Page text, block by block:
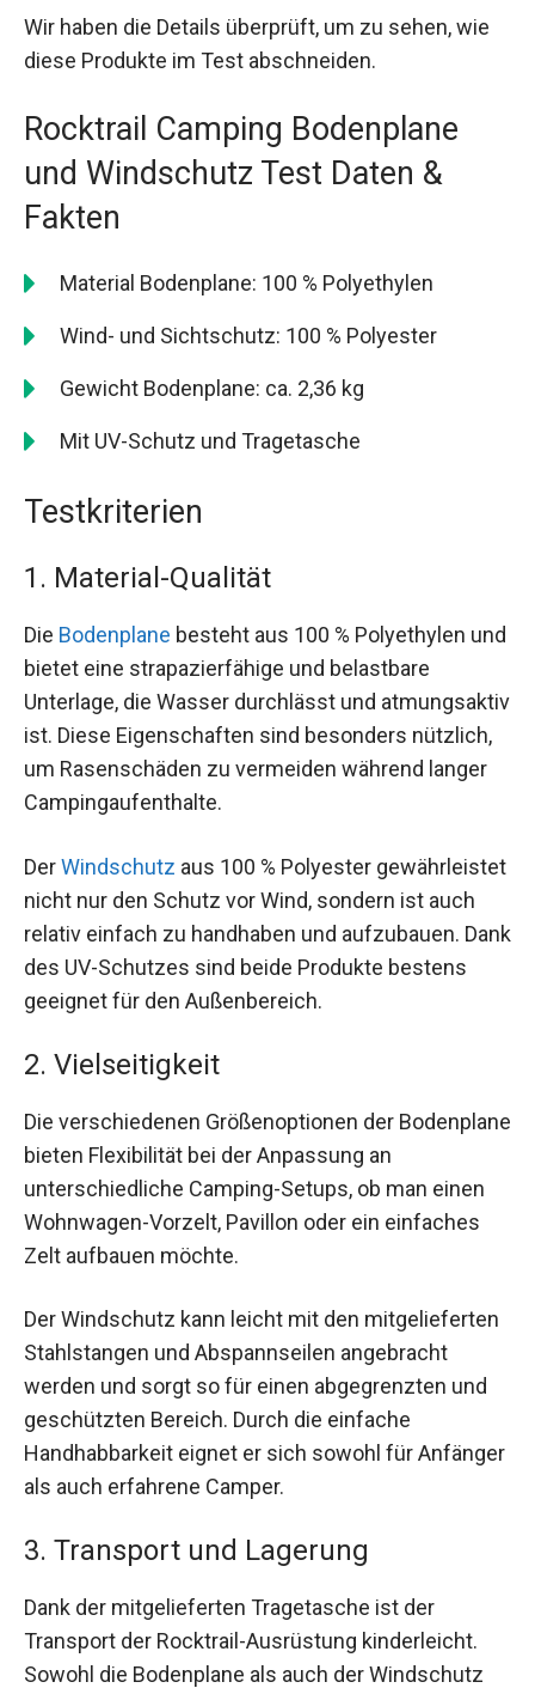
Wir haben die Details überprüft, um zu sehen, wie
diese Produkte im Test abschneiden.
Rocktrail Camping Bodenplane
und Windschutz Test Daten &
Fakten
Material Bodenplane: 100 % Polyethylen
Wind- und Sichtschutz: 100 % Polyester
Gewicht Bodenplane: ca. 2,36 kg
Mit UV-Schutz und Tragetasche
Testkriterien
1. Material-Qualität
Die Bodenplane besteht aus 100 % Polyethylen und
bietet eine strapazierfähige und belastbare
Unterlage, die Wasser durchlässt und atmungsaktiv
ist. Diese Eigenschaften sind besonders nützlich,
um Rasenschäden zu vermeiden während langer
Campingaufenthalte.
DerWindschutz aus 100 % Polyester gewährleistet
nicht nur den Schutz vor Wind, sondern ist auch
relativ einfach zu handhaben und aufzubauen. Dank
des UV-Schutzes sind beide Produkte bestens
geeignet für den Außenbereich.
2. Vielseitigkeit
Die verschiedenen Größenoptionen der Bodenplane
bieten Flexibilität bei der Anpassung an
unterschiedliche Camping-Setups, ob man einen
Wohnwagen-Vorzelt, Pavillon oder ein einfaches
Zelt aufbauen möchte.
Der Windschutz kann leicht mit den mitgelieferten
Stahlstangen und Abspannseilen angebracht
werden und sorgt so für einen abgegrenzten und
geschützten Bereich. Durch die einfache
Handhabbarkeit eignet er sich sowohl für Anfänger
als auch erfahrene Camper.
3. Transport und Lagerung
Dank der mitgelieferten Tragetasche ist der
Transport der Rocktrail-Ausrüstung kinderleicht.
Sowohl die Bodenplane als auch der Windschutz